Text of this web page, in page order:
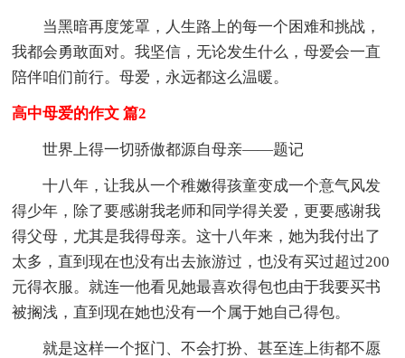
当黑暗再度笼罩，人生路上的每一个困难和挑战，
我都会勇敢面对。我坚信，无论发生什么，母爱会一直
陪伴咱们前行。母爱，永远都这么温暖。
高中母爱的作文 篇2
世界上得一切骄傲都源自母亲——题记
十八年，让我从一个稚嫩得孩童变成一个意气风发
得少年，除了要感谢我老师和同学得关爱，更要感谢我
得父母，尤其是我得母亲。这十八年来，她为我付出了
太多，直到现在也没有出去旅游过，也没有买过超过200
元得衣服。就连一他看见她最喜欢得包也由于我要买书
被搁浅，直到现在她也没有一个属于她自己得包。
就是这样一个抠门、不会打扮、甚至连上街都不愿